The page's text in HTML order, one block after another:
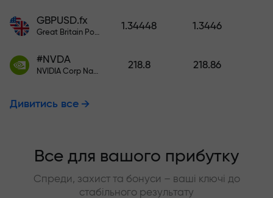
GBPUSD.fx
Great Britain Pound vs US Dollar
1.34448 1.3446
#NVDA
NVIDIA Corp Nasdaq Stock Exchange (Nasdaq) USD
218.8 218.86
Дивитись все
Все для вашого прибутку
Спреди, захист та бонуси – ваші ключі до
стабільного результату